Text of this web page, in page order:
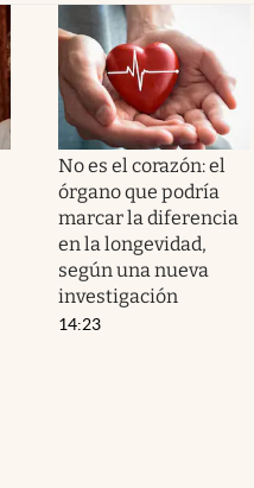
No es el corazón: el
órgano que podría
marcar la diferencia
en la longevidad,
según una nueva
investigación
14:23